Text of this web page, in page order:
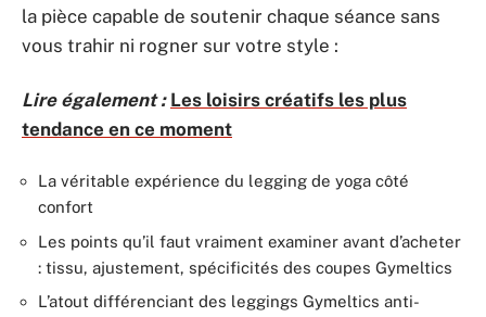
la pièce capable de soutenir chaque séance sans
vous trahir ni rogner sur votre style :
Lire également : Les loisirs créatifs les plus
tendance en ce moment
La véritable expérience du legging de yoga côté
confort
Les points qu’il faut vraiment examiner avant d’acheter
: tissu, ajustement, spécificités des coupes Gymeltics
L’atout différenciant des leggings Gymeltics anti-